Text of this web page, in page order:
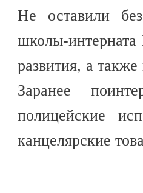
Не оставили
школы-
развития, а
Заранее
полицейские
канцелярские